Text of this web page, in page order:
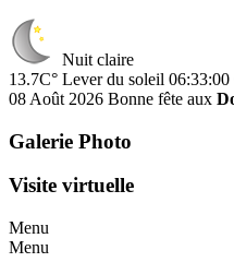
Nuit claire
13.7C° Lever du soleil 06:33:00
08 Août 2026 Bonne fête aux
Galerie Photo
Visite virtuelle
Menu
Menu